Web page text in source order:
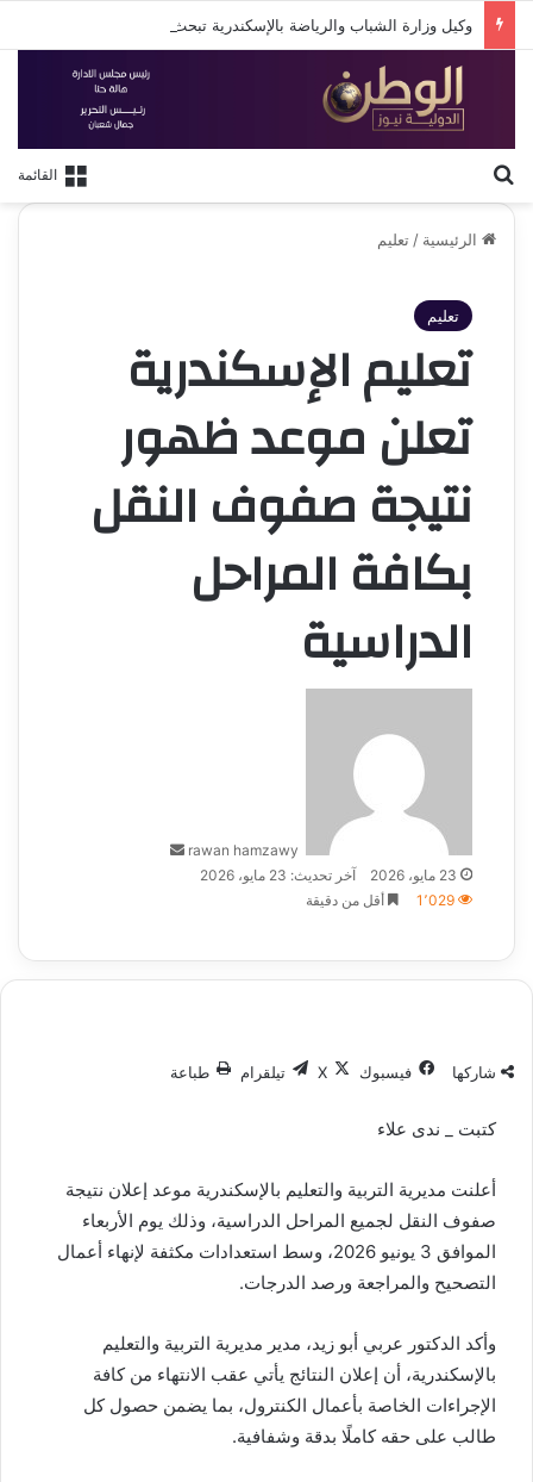
القائمة
الرئيسية / تعليم
تعليم
تعليم الإسكندرية
تعلن موعد ظهور
نتيجة صفوف النقل
بكافة المراحل
الدراسية
rawan hamzawy
23 مايو، 2026
آخر تحديث: 23 مايو، 2026
1٬029
أقل من دقيقة
شاركها فيسبوك ‫X تيلقرام طباعة
كتبت _ ندى علاء
أعلنت مديرية التربية والتعليم بالإسكندرية موعد إعلان نتيجة
صفوف النقل لجميع المراحل الدراسية، وذلك يوم الأربعاء
الموافق 3 يونيو 2026، وسط استعدادات مكثفة لإنهاء أعمال
التصحيح والمراجعة ورصد الدرجات.
وأكد الدكتور عربي أبو زيد، مدير مديرية التربية والتعليم
بالإسكندرية، أن إعلان النتائج يأتي عقب الانتهاء من كافة
الإجراءات الخاصة بأعمال الكنترول، بما يضمن حصول كل
طالب على حقه كاملًا بدقة وشفافية.